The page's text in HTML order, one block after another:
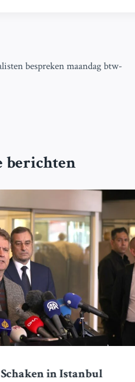
bespreken maandag btw-
berichten
in Istanbul